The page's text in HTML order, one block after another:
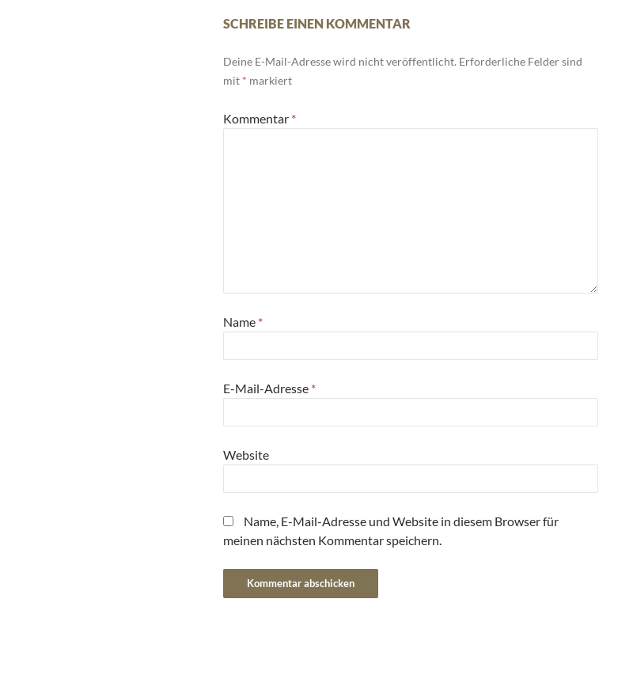
SCHREIBE EINEN KOMMENTAR
Deine E-Mail-Adresse wird nicht veröffentlicht. Erforderliche Felder sind
mit * markiert
Kommentar *
Name *
E-Mail-Adresse *
Website
Name, E-Mail-Adresse und Website in diesem Browser für
meinen nächsten Kommentar speichern.